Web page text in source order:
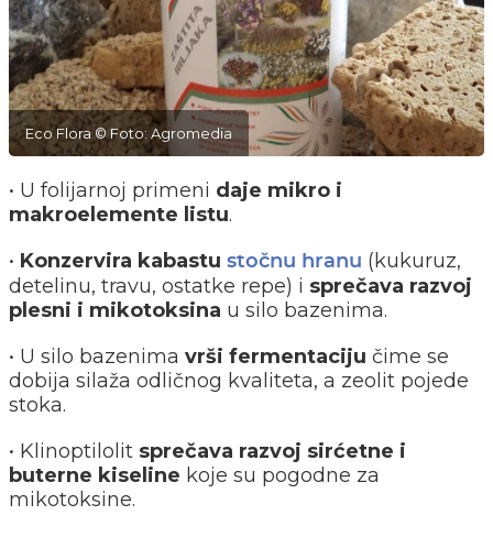
Eco Flora © Foto: Agromedia
• U folijarnoj primeni daje mikro i
makroelemente listu.
• Konzervira kabastu stočnu hranu (kukuruz,
detelinu, travu, ostatke repe) i sprečava razvoj
plesni i mikotoksina u silo bazenima.
• U silo bazenima vrši fermentaciju čime se
dobija silaža odličnog kvaliteta, a zeolit pojede
stoka.
• Klinoptilolit sprečava razvoj sirćetne i
buterne kiseline koje su pogodne za
mikotoksine.